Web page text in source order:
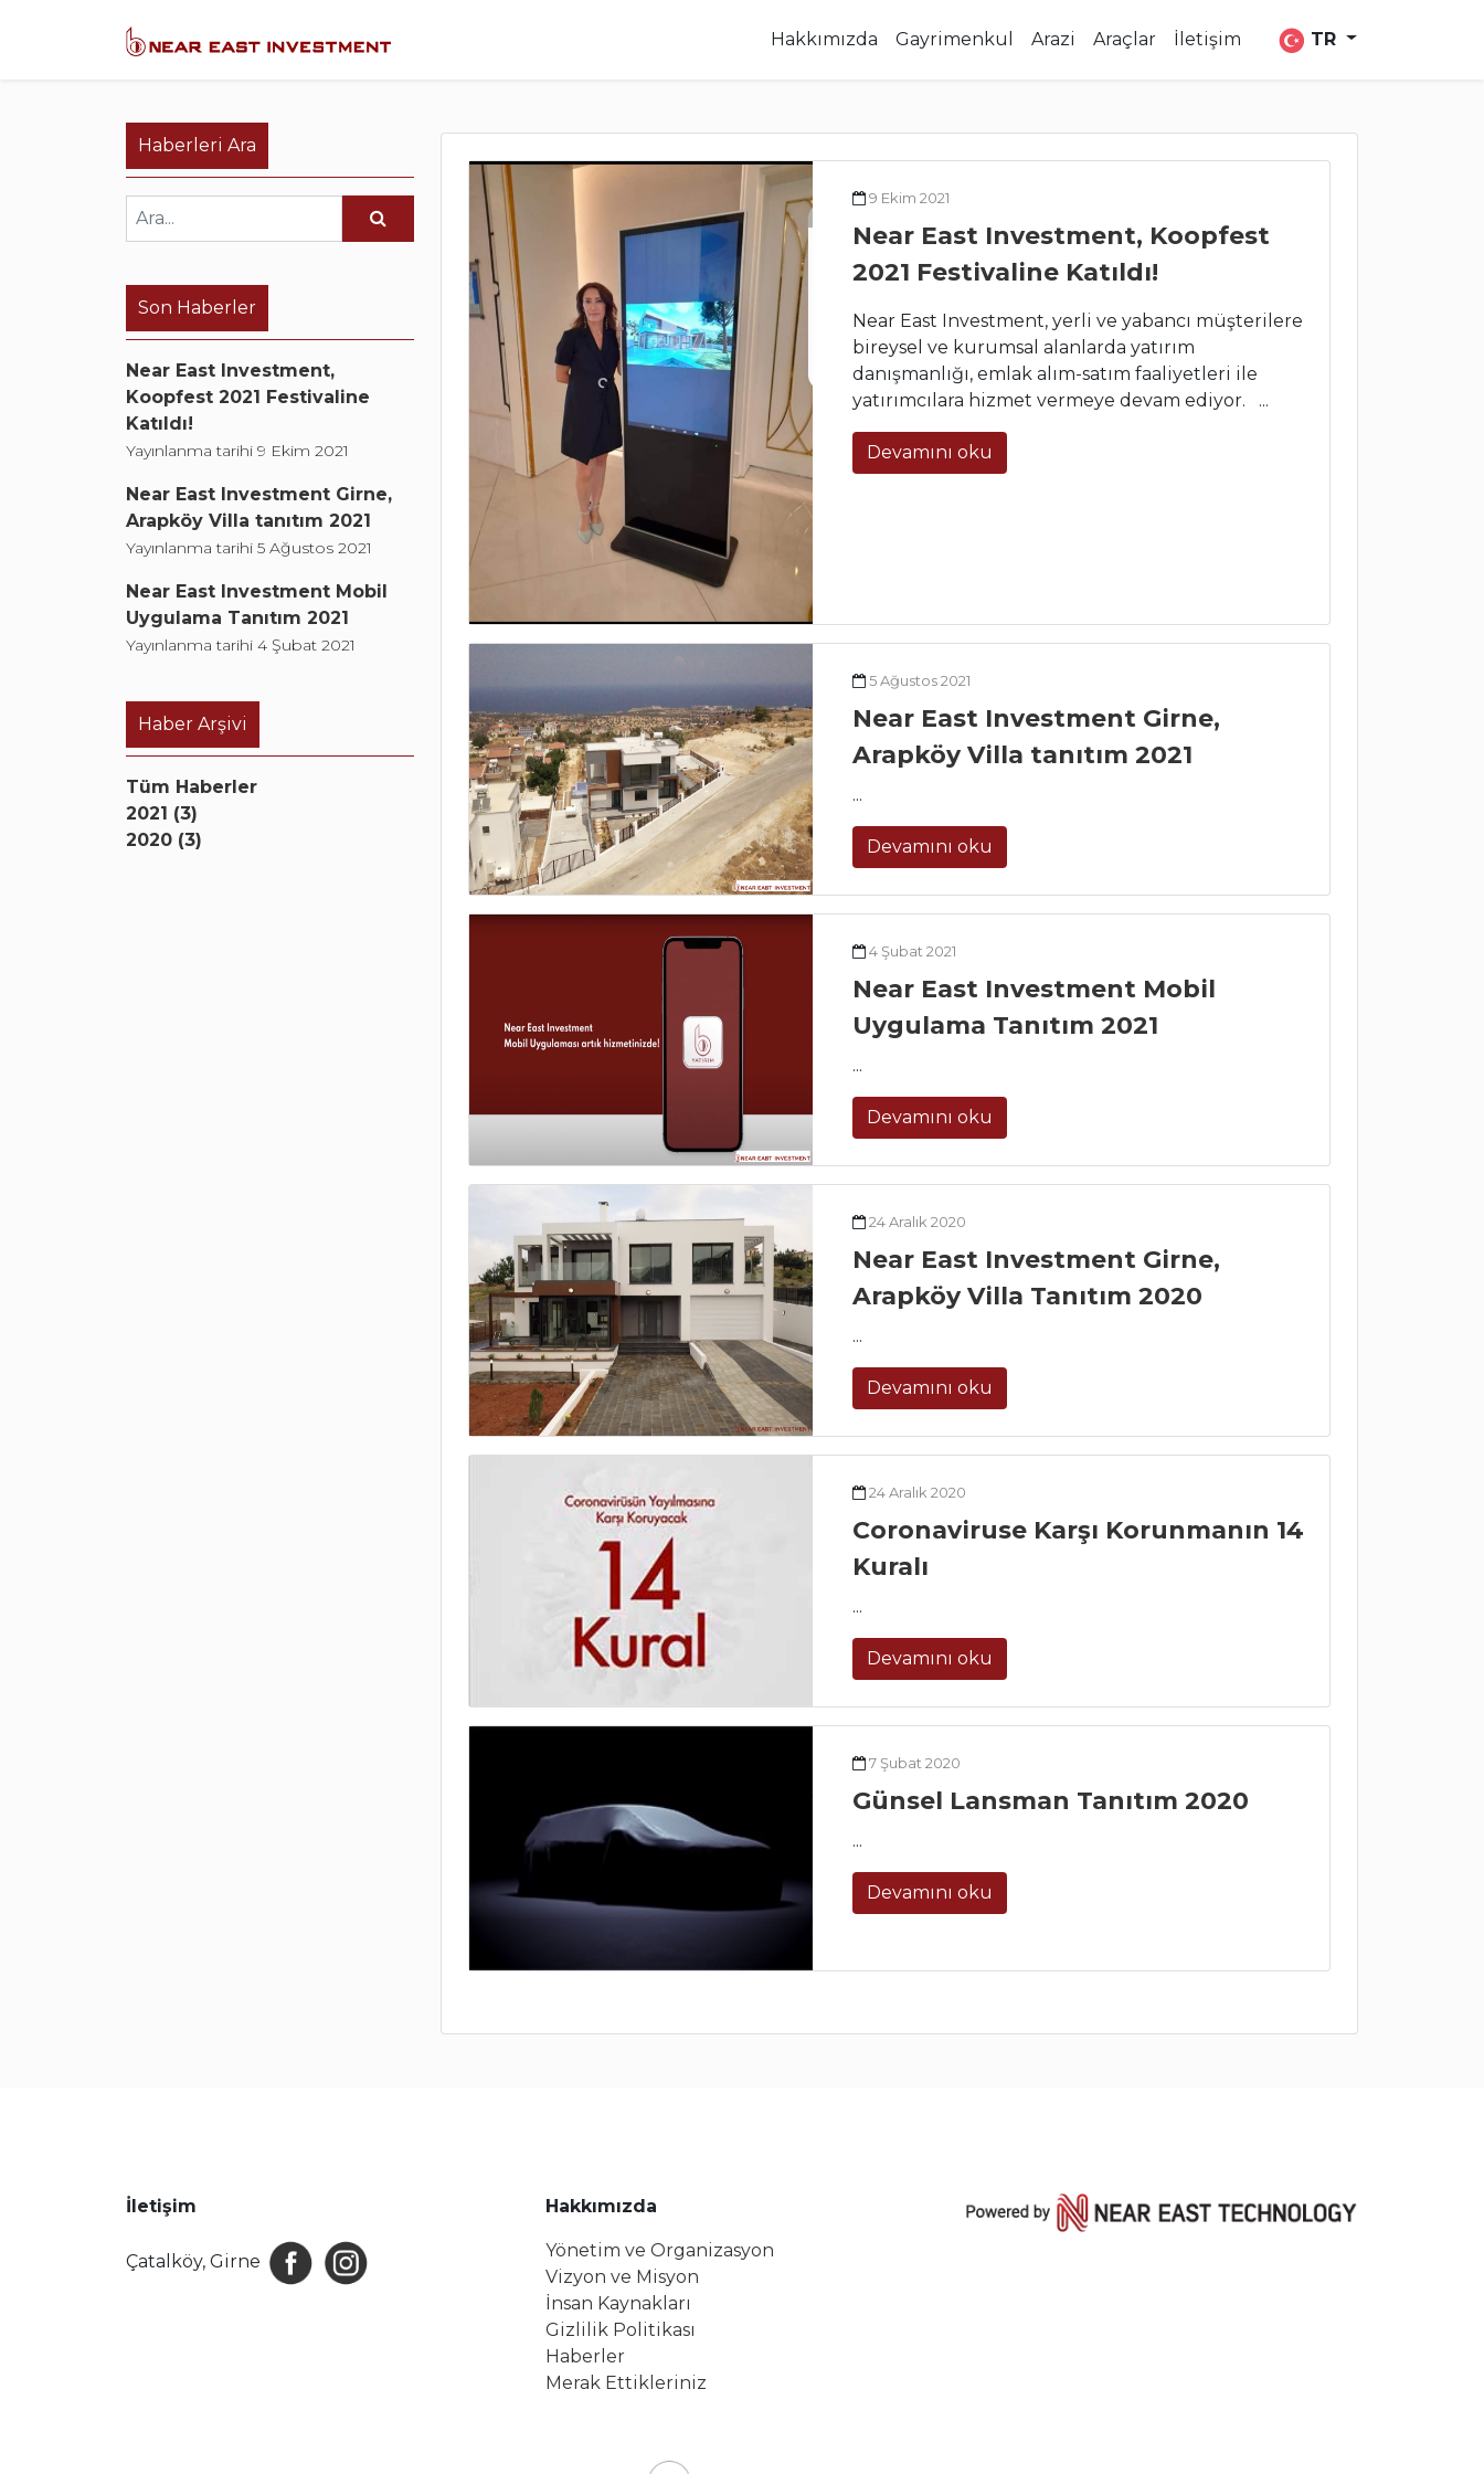
Hakkımızda Gayrimenkul Arazi Araçlar İletişim TR
Haberleri Ara
Son Haberler
Near East Investment,
Koopfest 2021 Festivaline
Katıldı!
Yayınlanma tarihi 9 Ekim 2021
Near East Investment Girne,
Arapköy Villa tanıtım 2021
Yayınlanma tarihi 5 Ağustos 2021
Near East Investment Mobil
Uygulama Tanıtım 2021
Yayınlanma tarihi 4 Şubat 2021
Haber Arşivi
Tüm Haberler
2021 (3)
2020 (3)
9 Ekim 2021
Near East Investment, Koopfest
2021 Festivaline Katıldı!
Near East Investment, yerli ve yabancı müşterilere
bireysel ve kurumsal alanlarda yatırım
danışmanlığı, emlak alım-satım faaliyetleri ile
yatırımcılara hizmet vermeye devam ediyor. ...
Devamını oku
5 Ağustos 2021
Near East Investment Girne,
Arapköy Villa tanıtım 2021
...
Devamını oku
4 Şubat 2021
Near East Investment Mobil
Uygulama Tanıtım 2021
...
Devamını oku
24 Aralık 2020
Near East Investment Girne,
Arapköy Villa Tanıtım 2020
...
Devamını oku
24 Aralık 2020
Coronaviruse Karşı Korunmanın 14
Kuralı
...
Devamını oku
7 Şubat 2020
Günsel Lansman Tanıtım 2020
...
Devamını oku
İletişim
Çatalköy, Girne
Hakkımızda
Yönetim ve Organizasyon
Vizyon ve Misyon
İnsan Kaynakları
Gizlilik Politikası
Haberler
Merak Ettikleriniz